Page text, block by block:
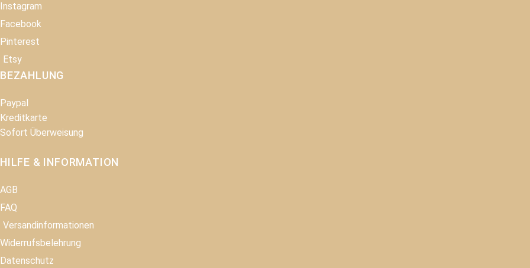
Instagram
Facebook
Pinterest
Etsy
BEZAHLUNG
Paypal
Kreditkarte
Sofort Überweisung
HILFE & INFORMATION​
AGB
FAQ
Versandinformationen
Widerrufsbelehrung
Datenschutz